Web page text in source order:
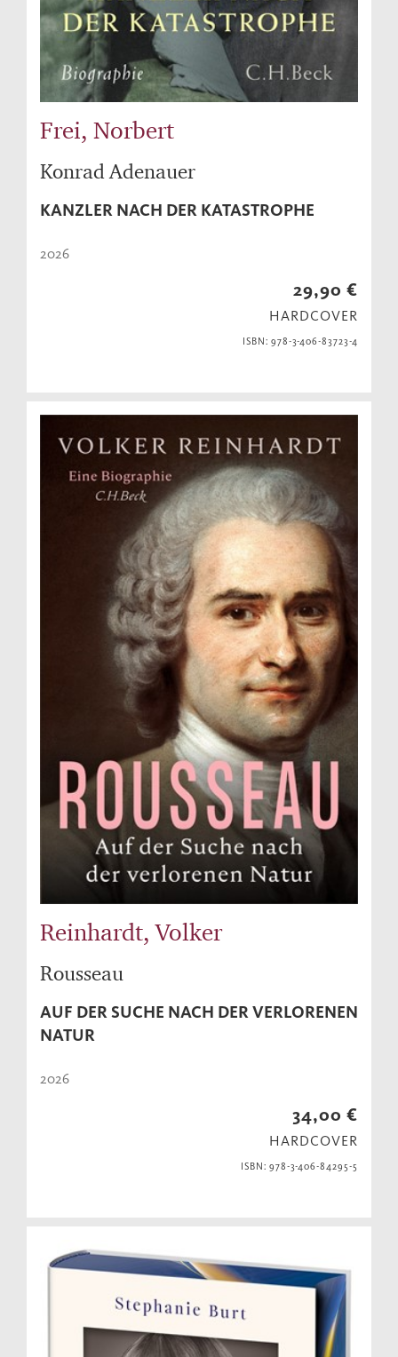
Frei, Norbert
Konrad Adenauer
KANZLER NACH DER KATASTROPHE
2026
29,90 €
HARDCOVER
ISBN: 978-3-406-83723-4
Reinhardt, Volker
Rousseau
AUF DER SUCHE NACH DER VERLORENEN
NATUR
2026
34,00 €
HARDCOVER
ISBN: 978-3-406-84295-5